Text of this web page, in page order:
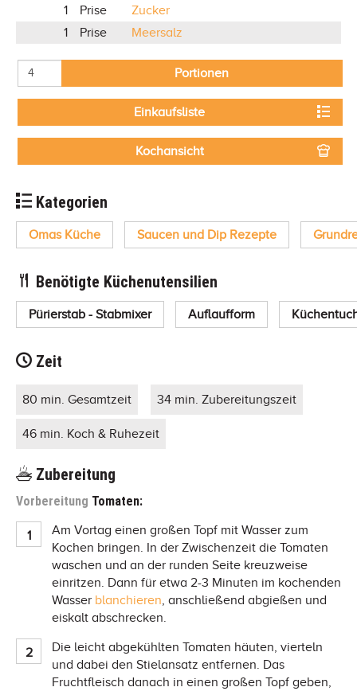
1
Prise
Zucker
1
Prise Meersalz
Portionen
Einkaufsliste
Kochansicht
Kategorien
Omas Küche Saucen und Dip Rezepte
Benötigte Küchenutensilien
Pürierstab - Stabmixer Auflaufform
Zeit
80 min. Gesamtzeit 34 min. Zubereitungszeit
46 min. Koch & Ruhezeit
Zubereitung
Vorbereitung Tomaten:
Am Vortag einen großen Topf mit Wasser zum
Kochen bringen. In der Zwischenzeit die Tomaten
waschen und an der runden Seite kreuzweise
einritzen. Dann für etwa 2-3 Minuten im kochenden
Wasser blanchieren, anschließend abgießen und
eiskalt abschrecken.
Die leicht abgekühlten Tomaten häuten, vierteln
und dabei den Stielansatz entfernen. Das
Fruchtfleisch danach in einen großen Topf geben,